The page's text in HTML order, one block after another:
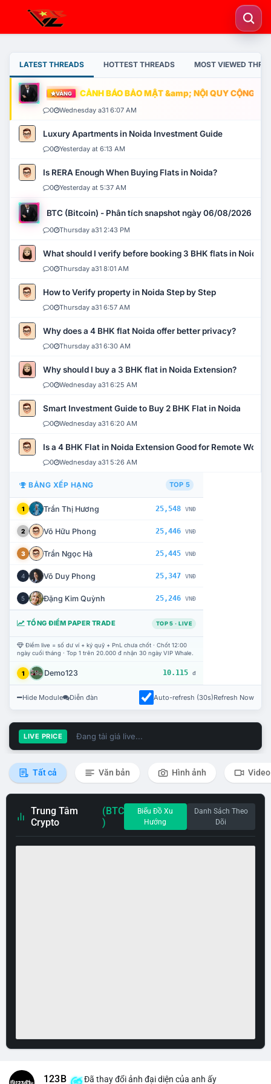
LATEST THREADS HOTTEST THREADS MOST VIEWED
VÀNG CẢNH BÁO BẢO MẬT &amp; NỘI QUY CỘNG
0 Wednesday a31 6:07 AM
Luxury Apartments in Noida Investment Guide
0 Yesterday at 6:13 AM
Is RERA Enough When Buying Flats in Noida?
0 Yesterday at 5:37 AM
BTC (Bitcoin) - Phân tích snapshot ngày 06/08/2026
0 Thursday a31 2:43 PM
What should I verify before booking 3 BHK flats in Noida?
0 Thursday a31 8:01 AM
How to Verify property in Noida Step by Step
0 Thursday a31 6:57 AM
Why does a 4 BHK flat Noida offer better privacy?
0 Thursday a31 6:30 AM
Why should I buy a 3 BHK flat in Noida Extension?
0 Wednesday a31 6:25 AM
Smart Investment Guide to Buy 2 BHK Flat in Noida
0 Wednesday a31 6:20 AM
Is a 4 BHK Flat in Noida Extension Good for Remote Work?
0 Wednesday a31 5:26 AM
BẢNG XẾP HẠNG TOP 5
1 Trần Thị Hương 25,548 VNĐ
2 Võ Hữu Phong 25,446 VNĐ
3 Trần Ngọc Hà 25,445 VNĐ
4 Võ Duy Phong 25,347 VNĐ
5 Đặng Kim Quỳnh 25,246 VNĐ
TỔNG ĐIỂM PAPER TRADE TOP 5 · LIVE
Điểm live = số dư ví + ký quỹ + PnL chưa chốt · Chốt 12:00
ngày cuối tháng · Top 1 trên 20.000 đ nhận 30 ngày VIP Whale.
1 Demo123 10.115 đ
Hide Module Diễn đàn Auto-refresh (30s)Refresh Now
LIVE PRICE Đang tải giá live...
Tất cả Văn bản Hình ảnh Video
Trung Tâm
Crypto
(BTC
)
Biểu Đồ Xu
Hướng
Danh Sách Theo
Dõi
123B Đã thay đổi ảnh đại diện của anh ấy